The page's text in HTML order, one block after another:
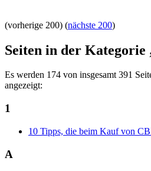
(vorherige 200) (nächste 200)
Seiten in der Kategorie
Es werden 174 von insgesamt 391
angezeigt:
1
10 Tipps, die beim Kauf von
A